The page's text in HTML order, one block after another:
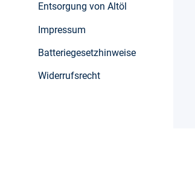
Entsorgung von Altöl
Impressum
Batteriegesetzhinweise
Widerrufsrecht